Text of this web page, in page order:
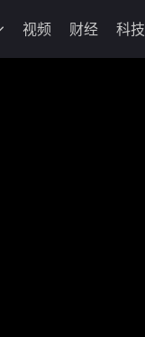
视频 财经 科技